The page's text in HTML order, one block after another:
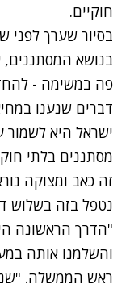
חוקיים.
בסיור שערך לפני
בנושא
פה במשימה -
דברים שנענו
ישראל היא לשמור
מסתננים בלתי
זה כאב ומצוקה
נטפל בזה בשלוש
"הדרך הראשונה
והשלמנו אותה
ראש הממשלה.